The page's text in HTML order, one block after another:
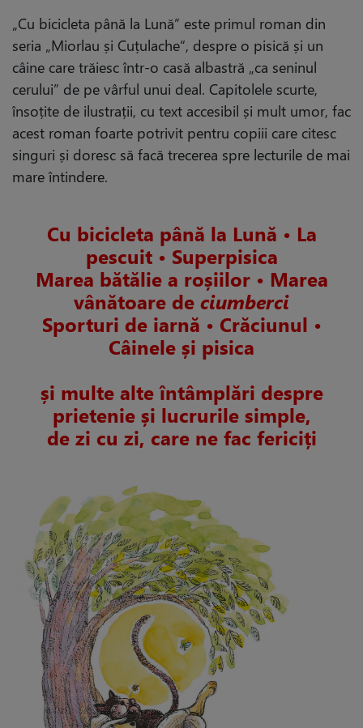
„Cu bicicleta până la Lună” este primul roman din
seria „Miorlau și Cuțulache“, despre o pisică și un
câine care trăiesc într-o casă albastră „ca seninul
cerului” de pe vârful unui deal. Capitolele scurte,
însoțite de ilustrații, cu text accesibil și mult umor, fac
acest roman foarte potrivit pentru copiii care citesc
singuri și doresc să facă trecerea spre lecturile de mai
mare întindere.
Cu bicicleta până la Lună • La
pescuit • Superpisica
Marea bătălie a roșiilor • Marea
vânătoare de ciumberci
Sporturi de iarnă • Crăciunul •
Câinele și pisica
și multe alte întâmplări despre
prietenie și lucrurile simple,
de zi cu zi, care ne fac fericiți